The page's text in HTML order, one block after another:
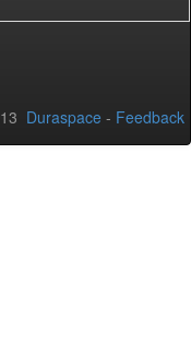
Duraspace - Feedback